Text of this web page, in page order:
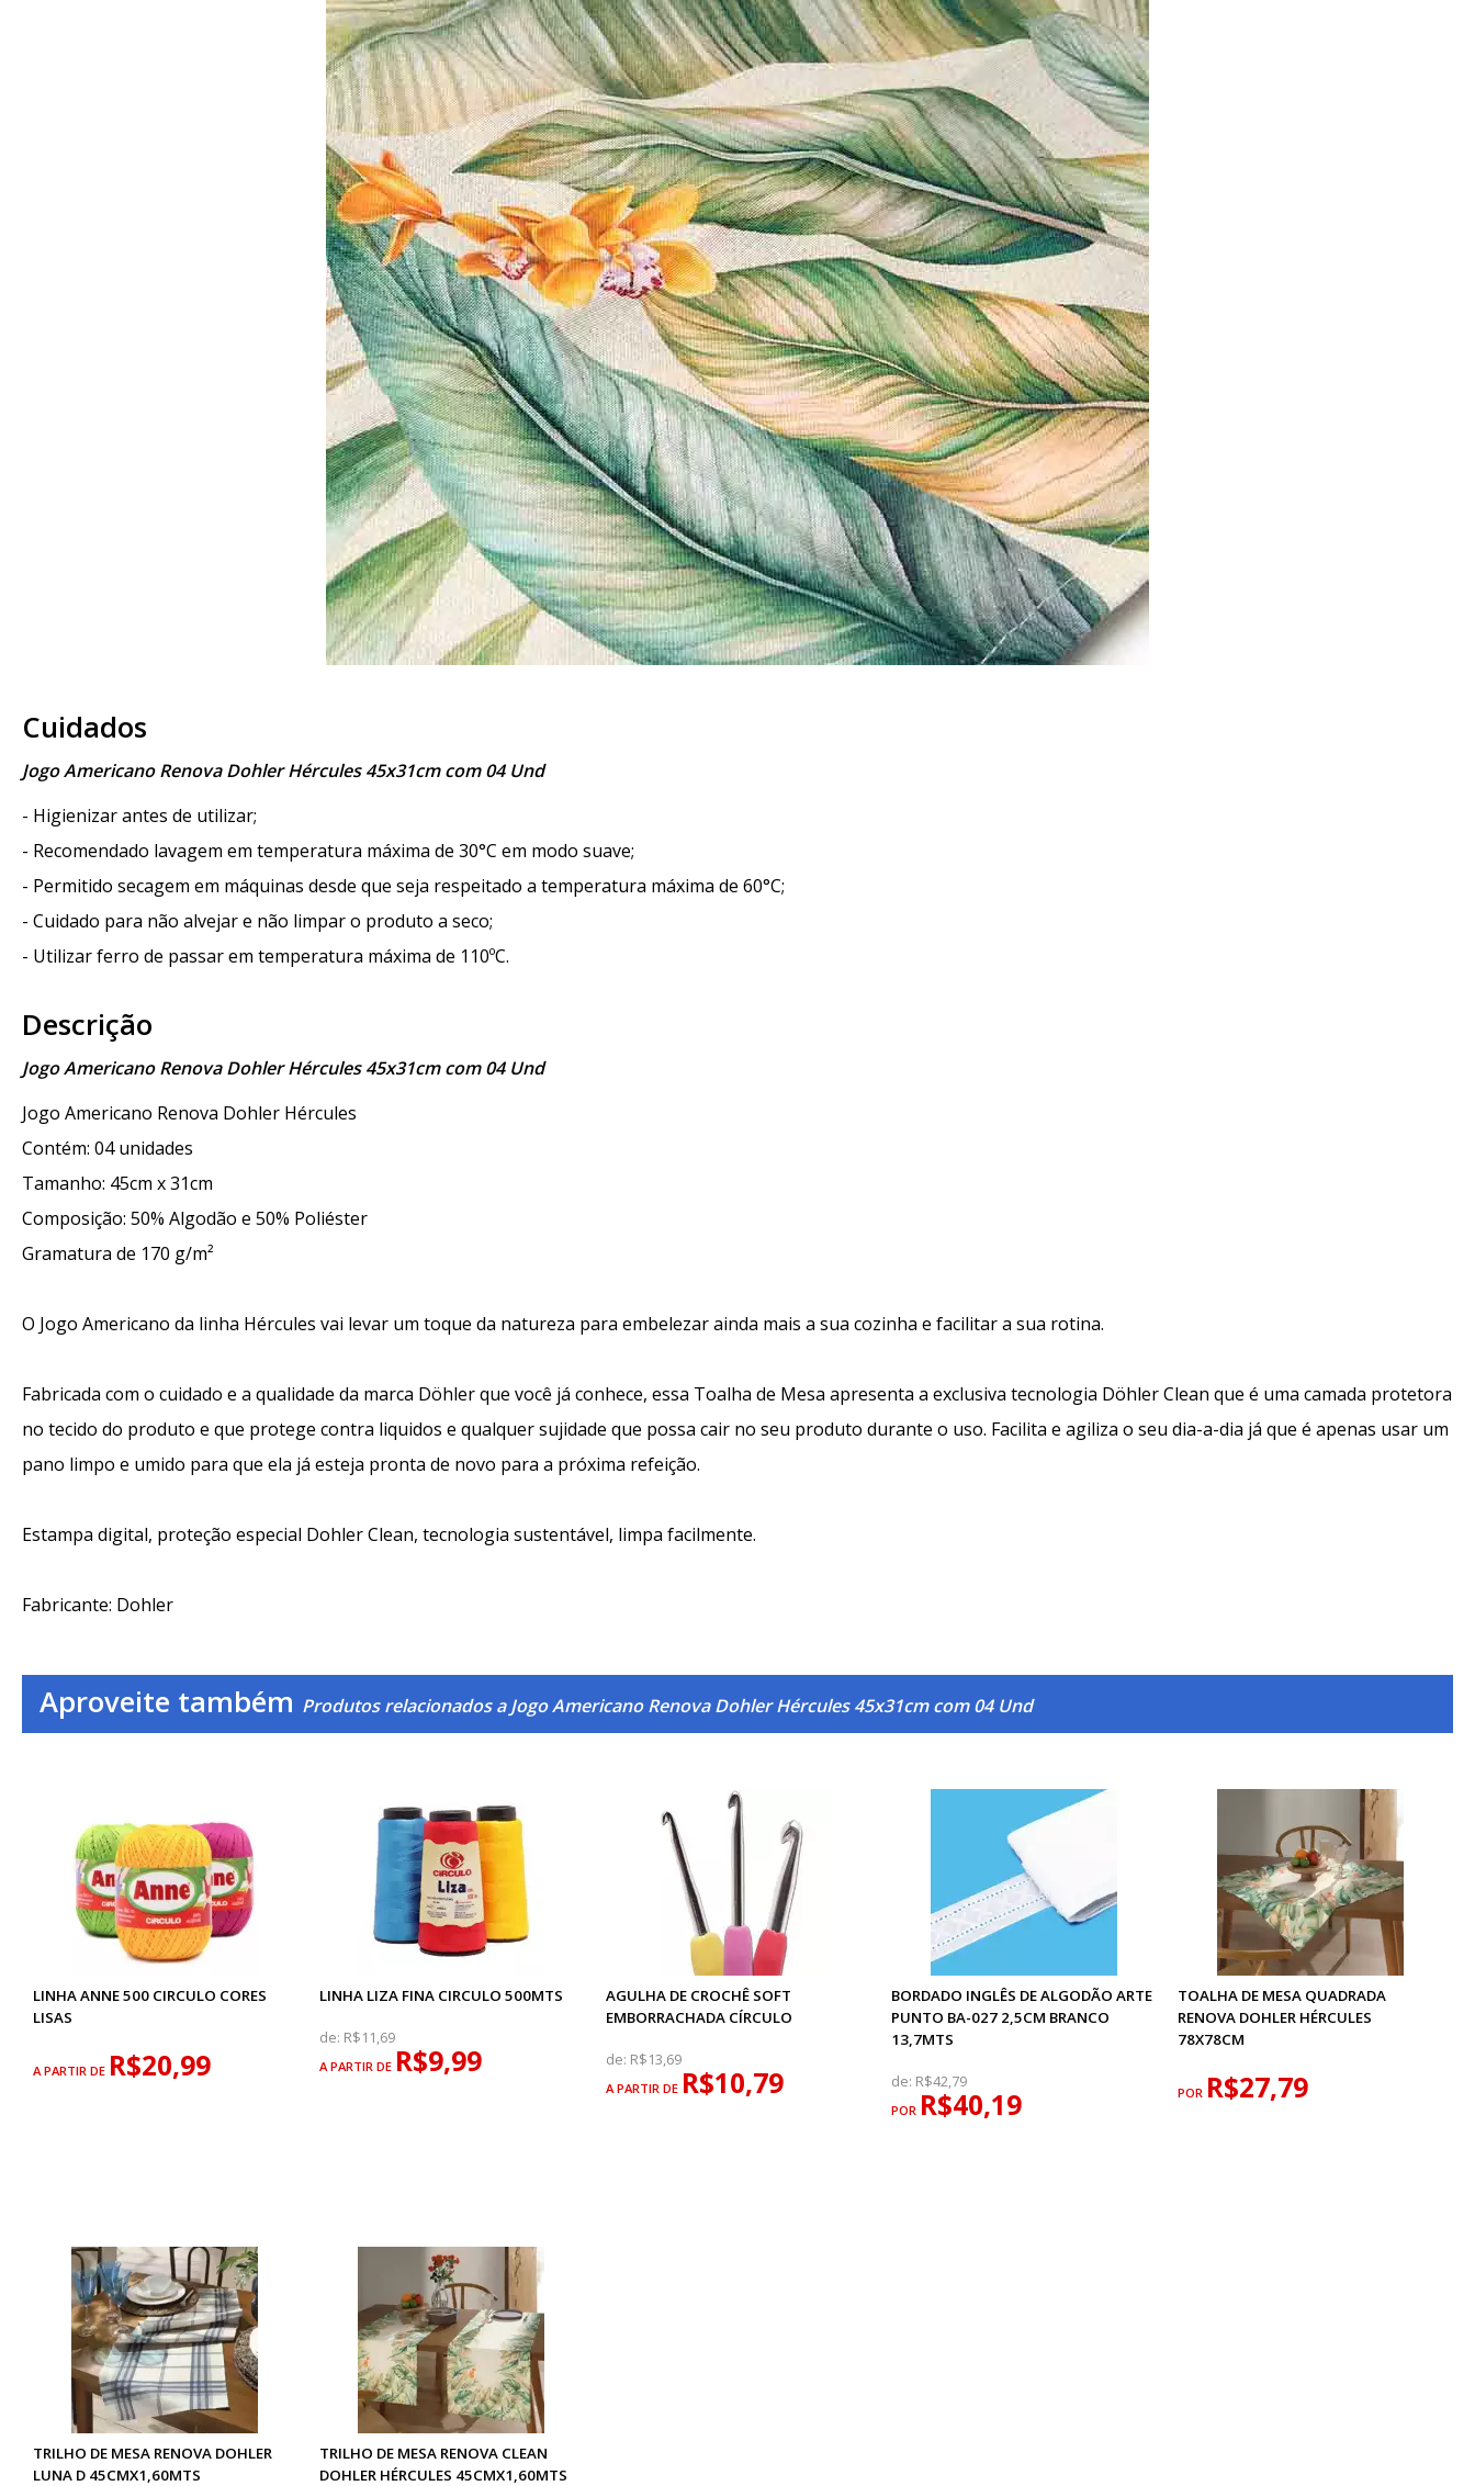
Cuidados
Jogo Americano Renova Dohler Hércules 45x31cm com 04 Und
- Higienizar antes de utilizar;
- Recomendado lavagem em temperatura máxima de 30°C em modo suave;
- Permitido secagem em máquinas desde que seja respeitado a temperatura máxima de 60°C;
- Cuidado para não alvejar e não limpar o produto a seco;
- Utilizar ferro de passar em temperatura máxima de 110ºC.
Descrição
Jogo Americano Renova Dohler Hércules 45x31cm com 04 Und
Jogo Americano Renova Dohler Hércules
Contém: 04 unidades
Tamanho: 45cm x 31cm
Composição: 50% Algodão e 50% Poliéster
Gramatura de 170 g/m²
O Jogo Americano da linha Hércules vai levar um toque da natureza para embelezar ainda mais a sua cozinha e facilitar a sua rotina.
Fabricada com o cuidado e a qualidade da marca Döhler que você já conhece, essa Toalha de Mesa apresenta a exclusiva tecnologia Döhler Clean que é uma camada protetora
no tecido do produto e que protege contra liquidos e qualquer sujidade que possa cair no seu produto durante o uso. Facilita e agiliza o seu dia-a-dia já que é apenas usar um
pano limpo e umido para que ela já esteja pronta de novo para a próxima refeição.
Estampa digital, proteção especial Dohler Clean, tecnologia sustentável, limpa facilmente.
Fabricante: Dohler
Aproveite também Produtos relacionados a Jogo Americano Renova Dohler Hércules 45x31cm com 04 Und
LINHA ANNE 500 CIRCULO CORES
LISAS
A PARTIR DE R$20,99
LINHA LIZA FINA CIRCULO 500MTS
de: R$11,69
A PARTIR DE R$9,99
AGULHA DE CROCHÊ SOFT
EMBORRACHADA CÍRCULO
de: R$13,69
A PARTIR DE R$10,79
BORDADO INGLÊS DE ALGODÃO ARTE
PUNTO BA-027 2,5CM BRANCO
13,7MTS
de: R$42,79
POR R$40,19
TOALHA DE MESA QUADRADA
RENOVA DOHLER HÉRCULES
78X78CM
POR R$27,79
TRILHO DE MESA RENOVA DOHLER
LUNA D 45CMX1,60MTS
TRILHO DE MESA RENOVA CLEAN
DOHLER HÉRCULES 45CMX1,60MTS